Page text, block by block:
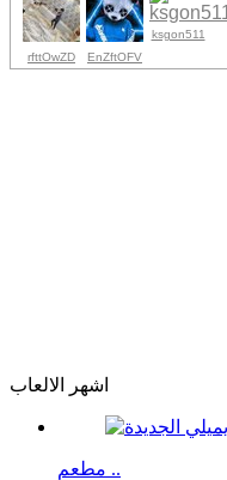
rfttOwZD EnZftOFV
ksgon511
اشهر الالعاب
مطعم ..